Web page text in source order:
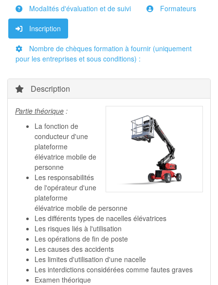
Modalités d'évaluation et de suivi Formateurs
Inscription
Nombre de chèques formation à fournir (uniquement
pour les entreprises et sous conditions) :
Description
Partie théorique :
La fonction de
conducteur d'une
plateforme
élévatrice mobile de
personne
Les responsabilités
de l'opérateur d'une
plateforme
élévatrice mobile de personne
Les différents types de nacelles élévatrices
Les risques liés à l'utilisation
Les opérations de fin de poste
Les causes des accidents
Les limites d'utilisation d'une nacelle
Les interdictions considérées comme fautes graves
Examen théorique